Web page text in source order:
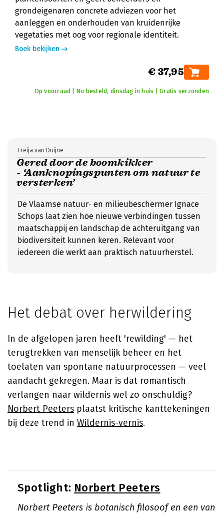
grondeigenaren concrete adviezen voor het
aanleggen en onderhouden van kruidenrijke
vegetaties met oog voor regionale identiteit.
Boek bekijken
€ 37,95
Op voorraad | Nu besteld, dinsdag in huis | Gratis verzonden
Gered door de boomkikker
- ‘Aanknopingspunten om natuur te
versterken’
Freija van Duijne
De Vlaamse natuur- en milieubeschermer Ignace
Schops laat zien hoe nieuwe verbindingen tussen
maatschappij en landschap de achteruitgang van
biodiversiteit kunnen keren. Relevant voor
iedereen die werkt aan praktisch natuurherstel.
Het debat over herwildering
In de afgelopen jaren heeft 'rewilding' — het
terugtrekken van menselijk beheer en het
toelaten van spontane natuurprocessen — veel
aandacht gekregen. Maar is dat romantisch
verlangen naar wildernis wel zo onschuldig?
Norbert Peeters plaatst kritische kanttekeningen
bij deze trend in Wildernis-vernis.
Spotlight: Norbert Peeters
Norbert Peeters is botanisch filosoof en een van